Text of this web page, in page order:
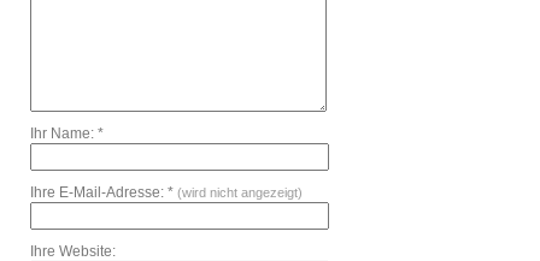
Ihr Name: *
Ihre E-Mail-Adresse: * (wird nicht angezeigt)
Ihre Website: